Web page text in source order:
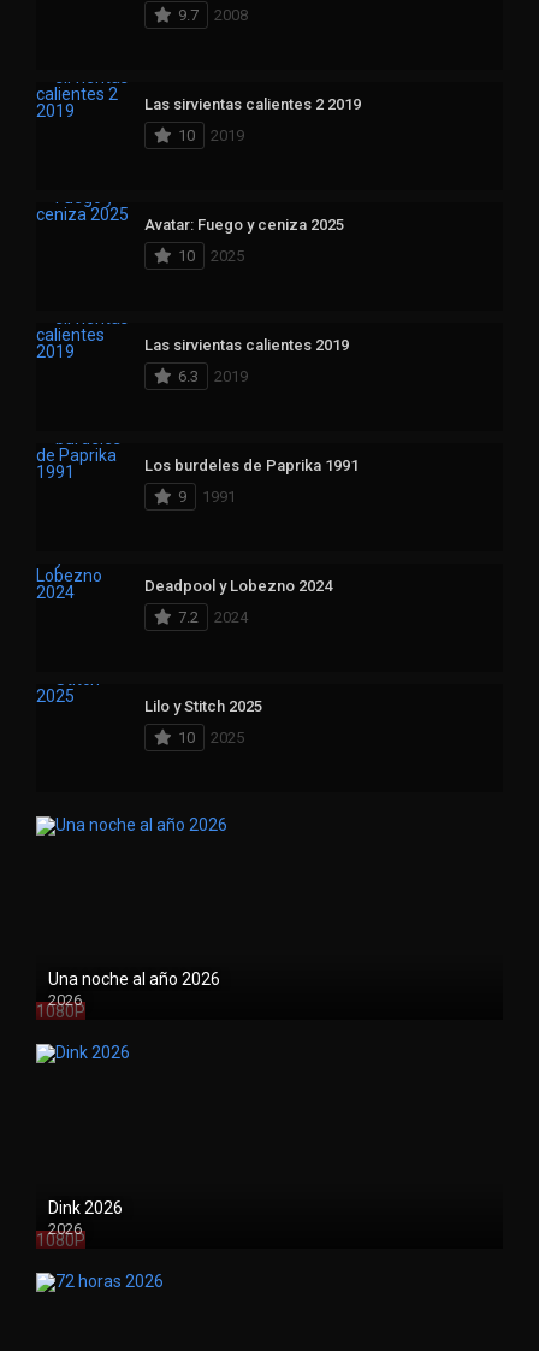
9.7 2008
Las sirvientas calientes 2 2019
10
2019
Avatar: Fuego y ceniza 2025
10
2025
Las sirvientas calientes 2019
6.3
2019
Los burdeles de Paprika 1991
9
1991
Deadpool y Lobezno 2024
7.2
2024
Lilo y Stitch 2025
10
2025
Una noche al año 2026
2026
1080P
Dink 2026
2026
1080P